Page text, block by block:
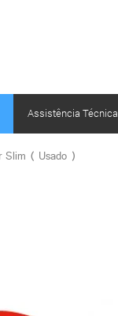
Assistência Técnica
Slim ( Usado )